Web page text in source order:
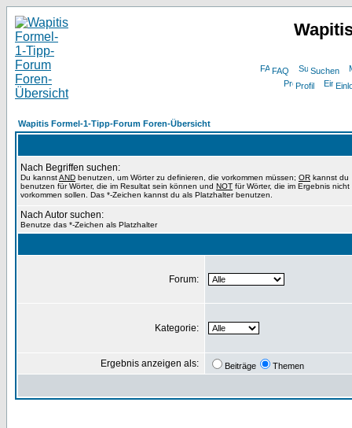
FAQ
Suchen
Profil
Wapitis Formel-1-Tipp-Forum Foren-Übersicht
Nach Begriffen suchen:
Du kannstAND benutzen, um Wörter zu definieren, die vorkommen müssen; OR kannst du
benutzen für Wörter, die im Resultat sein können und NOT für Wörter, die im Ergebnis nicht
vorkommen sollen. Das *-Zeichen kannst du als Platzhalter benutzen.
Nach Autor suchen:
Benutze das *-Zeichen als Platzhalter
Forum:
Kategorie:
Ergebnis anzeigen als: Beiträge Themen